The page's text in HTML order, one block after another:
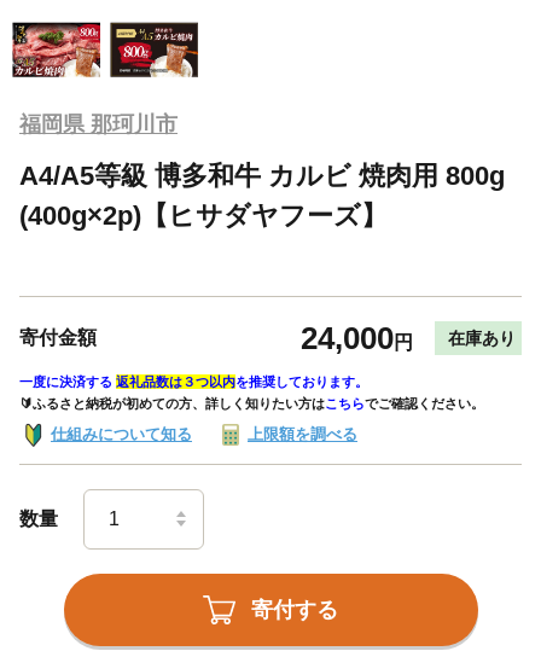
福岡県 那珂川市
A4/A5等級 博多和牛 カルビ 焼肉用 800g
(400g×2p)【ヒサダヤフーズ】
寄付金額 24,000円 在庫あり
一度に決済する 返礼品数は３つ以内を推奨しております。
🔰ふるさと納税が初めての方、詳しく知りたい方はこちらでご確認ください。
仕組みについて知る 上限額を調べる
数量
寄付する